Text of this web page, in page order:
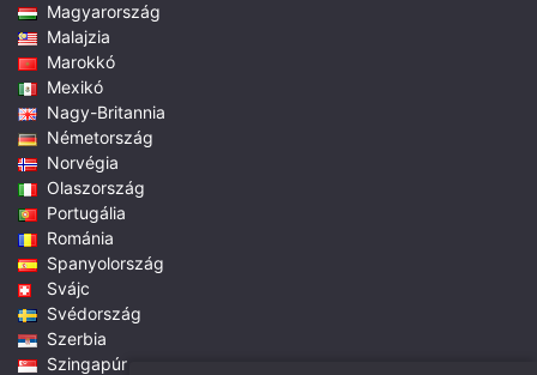
Magyarország
Malajzia
Marokkó
Mexikó
Nagy-Britannia
Németország
Norvégia
Olaszország
Portugália
Románia
Spanyolország
Svájc
Svédország
Szerbia
Szingapúr